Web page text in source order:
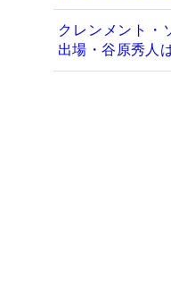
クレンメント・
出場・谷原秀人